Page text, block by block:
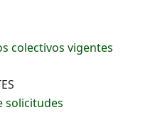
colectivos vigentes
solicitudes